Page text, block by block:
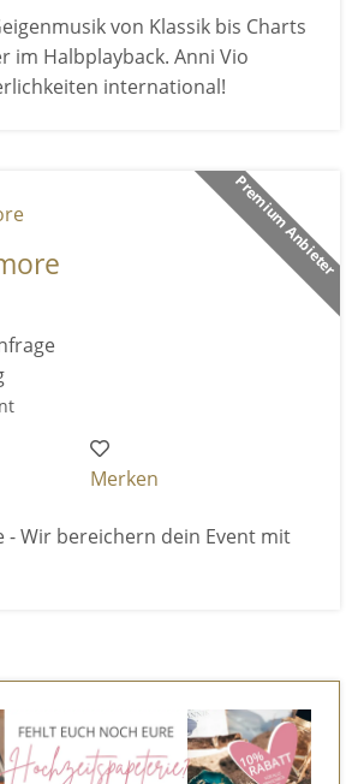
von Klassik bis Charts
im Halbplayback. Anni Vio
international!
Premium Anbieter
Merken
- Wir bereichern dein Event mit